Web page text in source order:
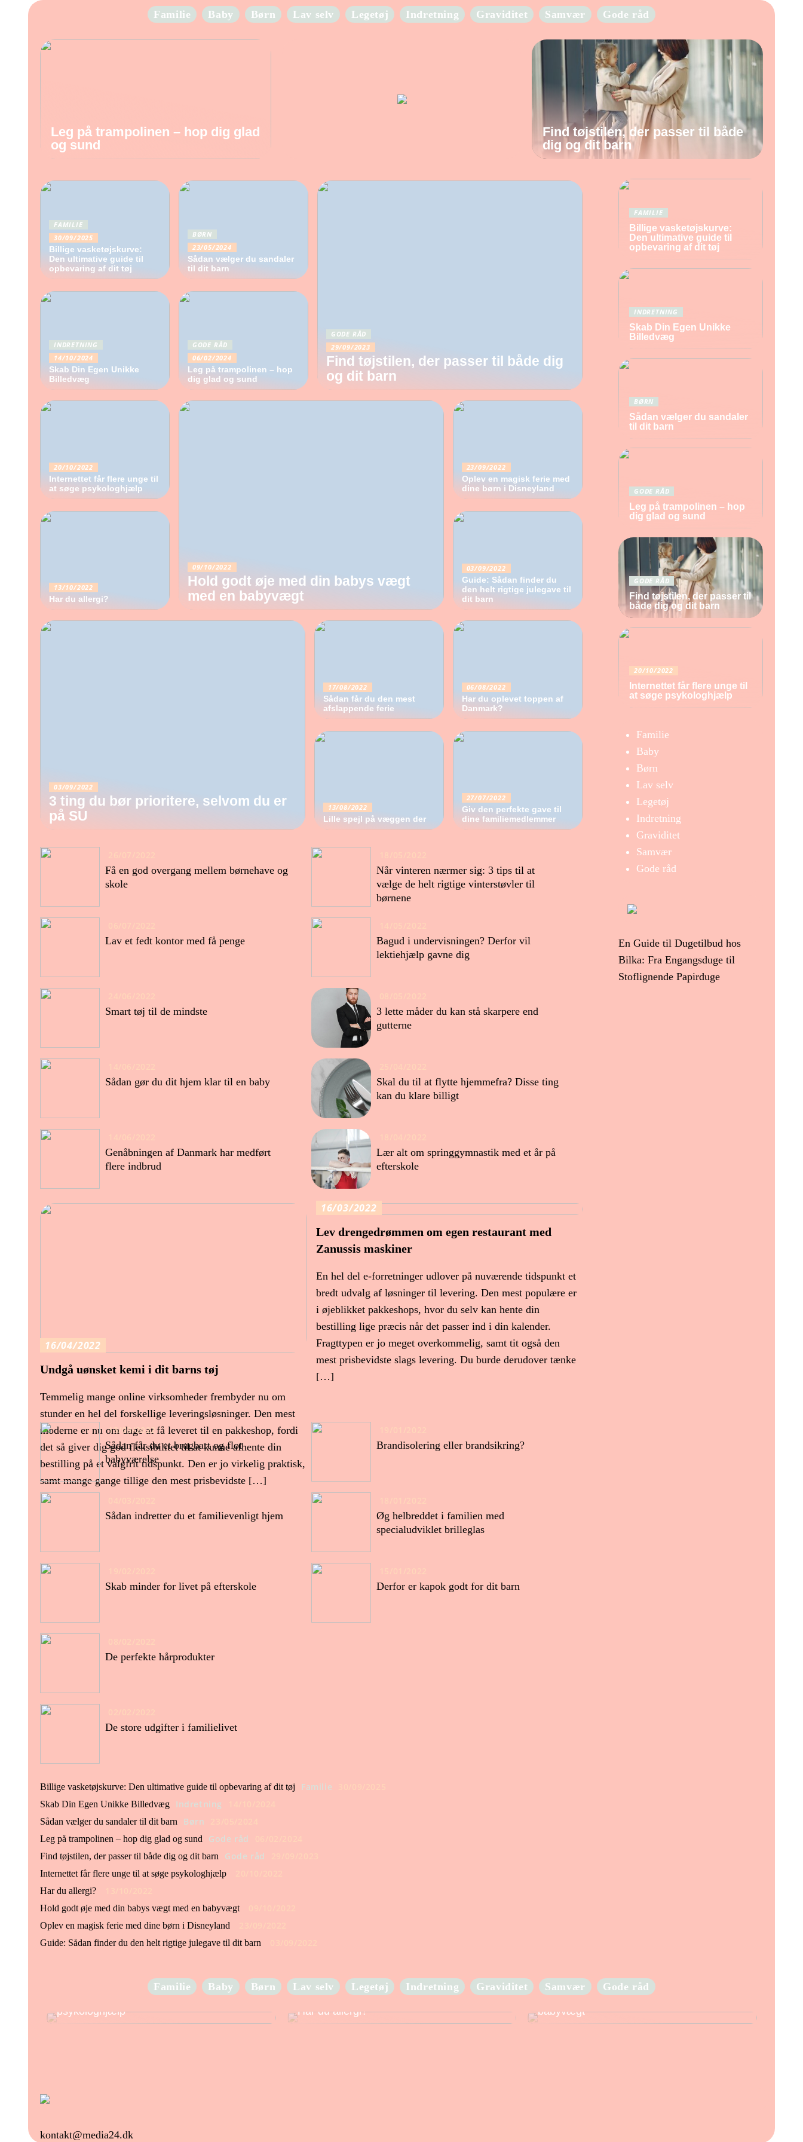
Familie Baby Børn Lav selv Legetøj Indretning Graviditet Samvær Gode råd
Leg på trampolinen – hop dig glad
og sund
Find tøjstilen, der passer til både
dig og dit barn
FAMILIE
30/09/2025
Billige vasketøjskurve:
Den ultimative guide til
opbevaring af dit tøj
INDRETNING
14/10/2024
Skab Din Egen Unikke
Billedvæg
BØRN
23/05/2024
Sådan vælger du sandaler
til dit barn
GODE RÅD
06/02/2024
Leg på trampolinen – hop
dig glad og sund
GODE RÅD
29/09/2023
Find tøjstilen, der passer til både dig
og dit barn
20/10/2022
Internettet får flere unge til
at søge psykologhjælp
13/10/2022
Har du allergi?
09/10/2022
Hold godt øje med din babys vægt
med en babyvægt
23/09/2022
Oplev en magisk ferie med
dine børn i Disneyland
03/09/2022
Guide: Sådan finder du
den helt rigtige julegave til
dit barn
03/09/2022
3 ting du bør prioritere, selvom du er
på SU
17/08/2022
Sådan får du den mest
afslappende ferie
13/08/2022
Lille spejl på væggen der
06/08/2022
Har du oplevet toppen af
Danmark?
27/07/2022
Giv den perfekte gave til
dine familiemedlemmer
Få en god overgang mellem børnehave og
skole
Lav et fedt kontor med få penge
Smart tøj til de mindste
Sådan gør du dit hjem klar til en baby
Genåbningen af Danmark har medført
flere indbrud
Når vinteren nærmer sig: 3 tips til at
vælge de helt rigtige vinterstøvler til
børnene
Bagud i undervisningen? Derfor vil
lektiehjælp gavne dig
3 lette måder du kan stå skarpere end
gutterne
Skal du til at flytte hjemmefra? Disse ting
kan du klare billigt
Lær alt om springgymnastik med et år på
efterskole
16/04/2022
Undgå uønsket kemi i dit barns tøj
Temmelig mange online virksomheder frembyder nu om
stunder en hel del forskellige leveringsløsninger. Den mest
moderne er nu om dage at få leveret til en pakkeshop, fordi
det så giver dig god fleksibilitet til at kunne afhente din
bestilling på et valgfrit tidspunkt. Den er jo virkelig praktisk,
samt mange gange tillige den mest prisbevidste […]
16/03/2022
Lev drengedrømmen om egen restaurant med
Zanussis maskiner
En hel del e-forretninger udlover på nuværende tidspunkt et
bredt udvalg af løsninger til levering. Den mest populære er
i øjeblikket pakkeshops, hvor du selv kan hente din
bestilling lige præcis når det passer ind i din kalender.
Fragttypen er jo meget overkommelig, samt tit også den
mest prisbevidste slags levering. Du burde derudover tænke
[…]
13/03/2022
Sådan får du et brugbart og flot
babyværelse
Sådan indretter du et familievenligt hjem
Skab minder for livet på efterskole
De perfekte hårprodukter
De store udgifter i familielivet
Brandisolering eller brandsikring?
Øg helbreddet i familien med
specialudviklet brilleglas
Derfor er kapok godt for dit barn
Billige vasketøjskurve: Den ultimative guide til opbevaring af dit tøj Familie
Skab Din Egen Unikke Billedvæg Indretning
Sådan vælger du sandaler til dit barn Børn
Leg på trampolinen – hop dig glad og sund Gode råd
Find tøjstilen, der passer til både dig og dit barn Gode råd
Internettet får flere unge til at søge psykologhjælp
Har du allergi?
Hold godt øje med din babys vægt med en babyvægt
Oplev en magisk ferie med dine børn i Disneyland
Guide: Sådan finder du den helt rigtige julegave til dit barn
FAMILIE
Billige vasketøjskurve:
Den ultimative guide til
opbevaring af dit tøj
INDRETNING
Skab Din Egen Unikke
Billedvæg
BØRN
Sådan vælger du sandaler
til dit barn
GODE RÅD
Leg på trampolinen – hop
dig glad og sund
GODE RÅD
Find tøjstilen, der passer til
både dig og dit barn
20/10/2022
Internettet får flere unge til
at søge psykologhjælp
Familie
Baby
Børn
Lav selv
Legetøj
Indretning
Graviditet
Samvær
Gode råd
En Guide til Dugetilbud hos
Bilka: Fra Engangsduge til
Stoflignende Papirduge
Familie Baby Børn Lav selv Legetøj Indretning Graviditet Samvær
Gode råd
psykologhjælp
Har du allergi?
babyvægt
kontakt@media24.dk